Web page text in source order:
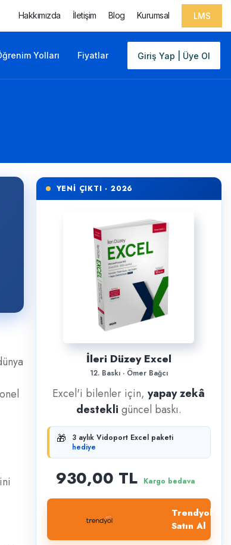
Hakkımızda İletişim Blog Kurumsal LMS
Giriş Yap | Üye Ol
Yolları Fiyatlar
YENİ ÇIKTI · 2026
İleri Düzey Excel
12. Baskı · Ömer Bağcı
Excel'i bilenler için,yapay zekâ
destekli güncel baskı.
🎁
3 aylık Vidoport Excel paketi
hediye
930,00 TL Kargo bedava
Trendyol'dan
Satın Al